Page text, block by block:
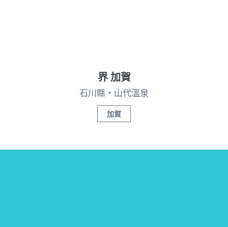
界 加賀
石川縣・山代溫泉
加賀